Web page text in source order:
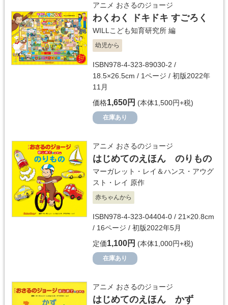
アニメ おさるのジョージ
わくわく ドキドキ すごろく
WILLこども知育研究所 編
幼児から
ISBN978-4-323-89030-2 /
18.5×26.5cm / 1ページ / 初版2022年
11月
価格1,650円 (本体1,500円+税)
在庫あり
アニメ おさるのジョージ
はじめてのえほん のりもの
マーガレット・レイ＆ハンス・アウグ
スト・レイ 原作
赤ちゃんから
ISBN978-4-323-04404-0 / 21×20.8cm
/ 16ページ / 初版2022年5月
定価1,100円 (本体1,000円+税)
在庫あり
アニメ おさるのジョージ
はじめてのえほん かず